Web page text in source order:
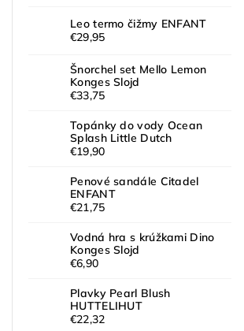
Leo termo čižmy ENFANT
€29,95
Šnorchel set Mello Lemon
Konges Slojd
€33,75
Topánky do vody Ocean
Splash Little Dutch
€19,90
Penové sandále Citadel
ENFANT
€21,75
Vodná hra s krúžkami Dino
Konges Slojd
€6,90
Plavky Pearl Blush
HUTTELIHUT
€22,32